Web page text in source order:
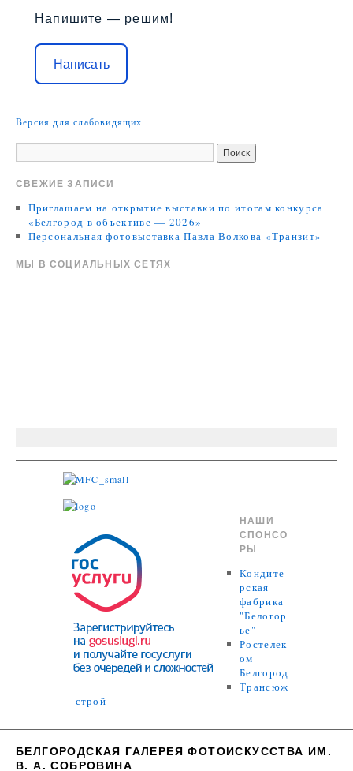
Напишите — решим!
Написать
Версия для слабовидящих
СВЕЖИЕ ЗАПИСИ
Приглашаем на открытие выставки по итогам конкурса
«Белгород в объективе — 2026»
Персональная фотовыставка Павла Волкова «Транзит»
МЫ В СОЦИАЛЬНЫХ СЕТЯХ
НАШИ
СПОНСО
РЫ
Кондите
рская
фабрика
"Белогор
ье"
Ростелек
ом
Белгород
Трансюж
строй
БЕЛГОРОДСКАЯ ГАЛЕРЕЯ ФОТОИСКУССТВА ИМ.
В. А. СОБРОВИНА